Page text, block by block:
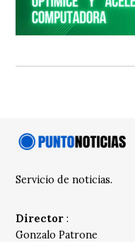
Servicio de noticias.
Director :
Gonzalo Patrone